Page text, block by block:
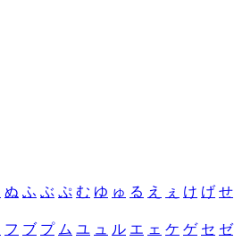
ぬ ふ ぶ ぷ む ゆ ゅ る え ぇ け げ せ
フ ブ プ ム ユ ュ ル エ ェ ケ ゲ セ ゼ